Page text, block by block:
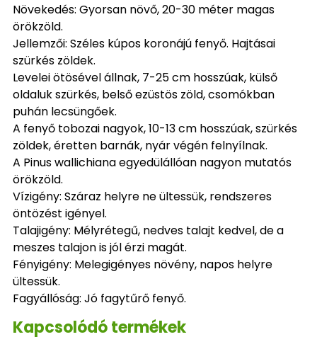
Növekedés: Gyorsan növő, 20-30 méter magas
örökzöld.
Jellemzői: Széles kúpos koronájú fenyő. Hajtásai
szürkés zöldek.
Levelei ötösével állnak, 7-25 cm hosszúak, külső
oldaluk szürkés, belső ezüstös zöld, csomókban
puhán lecsüngőek.
A fenyő tobozai nagyok, 10-13 cm hosszúak, szürkés
zöldek, éretten barnák, nyár végén felnyílnak.
A Pinus wallichiana egyedülállóan nagyon mutatós
örökzöld.
Vízigény: Száraz helyre ne ültessük, rendszeres
öntözést igényel.
Talajigény: Mélyrétegű, nedves talajt kedvel, de a
meszes talajon is jól érzi magát.
Fényigény: Melegigényes növény, napos helyre
ültessük.
Fagyállóság: Jó fagytűrő fenyő.
Kapcsolódó termékek